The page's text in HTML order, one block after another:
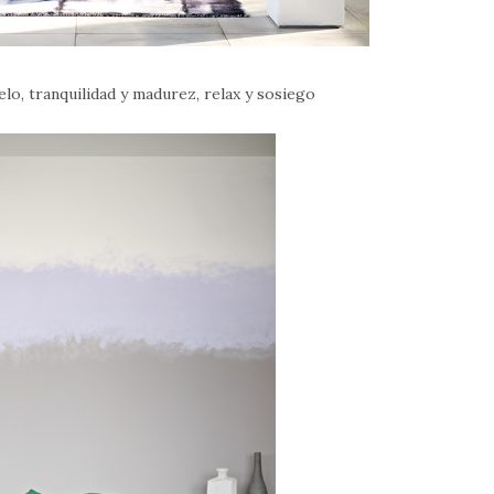
tranquilidad y madurez, relax y sosiego